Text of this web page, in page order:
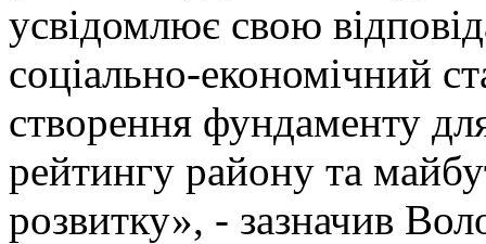
усвідомлює свою
соціально-економічний
створення фундаменту
рейтингу району та
розвитку», - зазначив